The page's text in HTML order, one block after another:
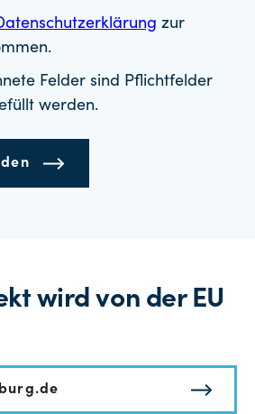
zur
Felder sind Pflichtfelder
werden.
wird von der EU